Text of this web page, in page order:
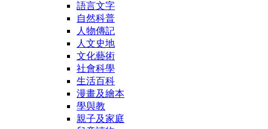
語言文字
自然科普
人物傳記
人文史地
文化藝術
社會科學
生活百科
漫畫及繪本
學與教
親子及家庭